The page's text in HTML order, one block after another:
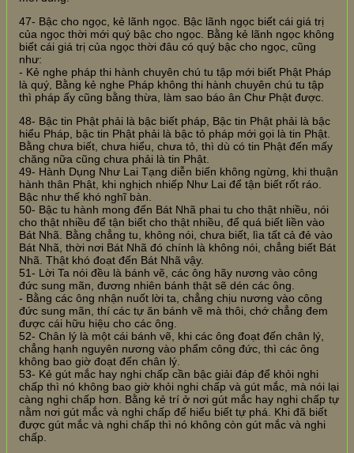
47- Bậc cho ngọc, kẻ lãnh ngọc. Bậc lãnh ngọc biết cái giá trị
của ngọc thời mới quý bậc cho ngọc. Bằng kẻ lãnh ngọc không
biết cái giá trị của ngọc thời đâu có quý bậc cho ngọc, cũng
như:
- Kẻ nghe pháp thi hành chuyên chú tu tập mới biết Phật Pháp
là quý, Bằng kẻ nghe Pháp không thi hành chuyên chú tu tập
thì pháp ấy cũng bằng thừa, làm sao báo ân Chư Phật được.
48- Bậc tin Phật phải là bậc biết pháp, Bậc tin Phật phải là bậc
hiểu Pháp, bậc tin Phật phải là bậc tỏ pháp mới gọi là tin Phật.
Bằng chưa biết, chưa hiểu, chưa tỏ, thì dù có tin Phật đến mấy
chăng nữa cũng chưa phải là tin Phật.
49- Hành Dụng Như Lai Tạng diễn biến không ngừng, khi thuận
hành thân Phật, khi nghịch nhiếp Như Lai để tận biết rốt ráo.
Bậc như thế khó nghĩ bàn.
50- Bậc tu hành mong đến Bát Nhã phai tu cho thật nhiều, nói
cho thật nhiều để tận biết cho thật nhiều, để quá biết liền vào
Bát Nhã. Bằng chẳng tu, không nói, chưa biết, lìa tất cả đẻ vào
Bát Nhã, thời nơi Bát Nhã đó chính là không nói, chẳng biết Bát
Nhã. Thật khó đoạt đến Bát Nhã vậy.
51- Lời Ta nói đều là bánh vẽ, các ông hãy nương vào công
đức sung mãn, đương nhiên bánh thật sẽ dén các ông.
- Bằng các ông nhận nuốt lời ta, chẳng chịu nương vào công
đức sung mãn, thí các tự ăn bánh vẽ mà thôi, chớ chẳng đem
được cái hữu hiệu cho các ông.
52- Chân lý là một cái bánh vẽ, khi các ông đoạt đến chân lý,
chẳng hạnh nguyên nương vào phẩm công đức, thì các ông
không bao giờ đoạt đến chân lý.
53- Kẻ gút mắc hay nghi chấp cần bậc giải đáp để khỏi nghi
chấp thì nó không bao giờ khỏi nghi chấp và gút mắc, mà nói lại
càng nghi chấp hơn. Bằng kẻ trí ở nơi gút mắc hay nghi chấp tự
nằm nơi gút mắc và nghi chấp để hiểu biết tự phá. Khi đã biết
được gút mắc và nghi chấp thì nó không còn gút mắc và nghi
chấp.